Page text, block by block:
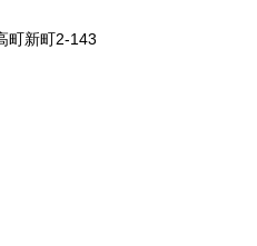
町新町2-143